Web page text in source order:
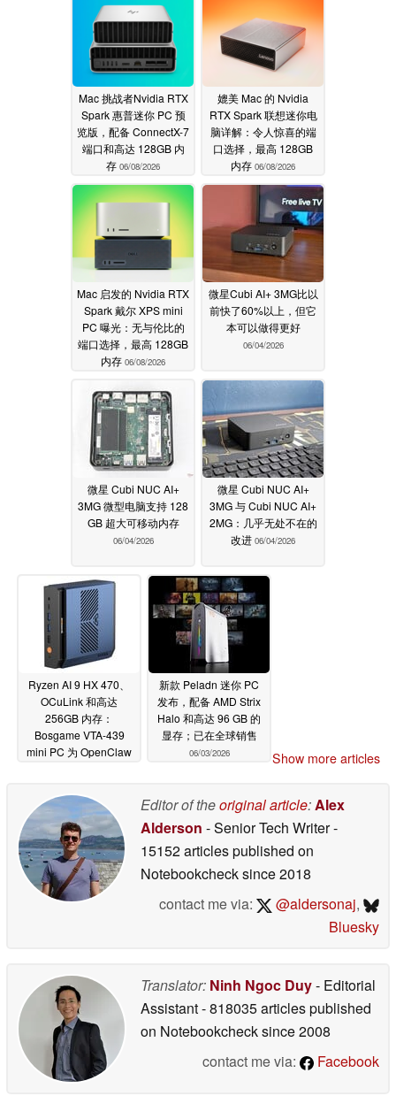
Mac 挑战者Nvidia RTX
Spark 惠普迷你 PC 预
览版，配备 ConnectX-7
端口和高达 128GB 内
存 06/08/2026
媲美 Mac 的 Nvidia
RTX Spark 联想迷你电
脑详解：令人惊喜的端
口选择，最高 128GB
内存 06/08/2026
Mac 启发的 Nvidia RTX
Spark 戴尔 XPS mini
PC 曝光：无与伦比的
端口选择，最高 128GB
内存 06/08/2026
微星Cubi AI+ 3MG比以
前快了60%以上，但它
本可以做得更好
06/04/2026
微星 Cubi NUC AI+
3MG 微型电脑支持 128
GB 超大可移动内存
06/04/2026
微星 Cubi NUC AI+
3MG 与 Cubi NUC AI+
2MG：几乎无处不在的
改进 06/04/2026
Ryzen AI 9 HX 470、
OCuLink 和高达
256GB 内存：
Bosgame VTA-439
mini PC 为 OpenClaw
新款 Peladn 迷你 PC
发布，配备 AMD Strix
Halo 和高达 96 GB 的
显存；已在全球销售
06/03/2026 Show more articles
Editor of theoriginal article:Alex
Alderson - Senior Tech Writer-
15152 articles published on
Notebookchecksince 2018
contact me via:
@aldersonaj,
Bluesky
Translator: Ninh Ngoc Duy- Editorial
Assistant- 818035 articles published
on Notebookchecksince 2008
contact me via:
Facebook